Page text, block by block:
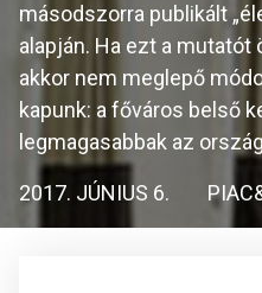
másodszorra publikált
alapján. Ha ezt a mutatót
akkor nem meglepő
kapunk: a főváros belső
legmagasabbak az
2017. JÚNIUS 6.